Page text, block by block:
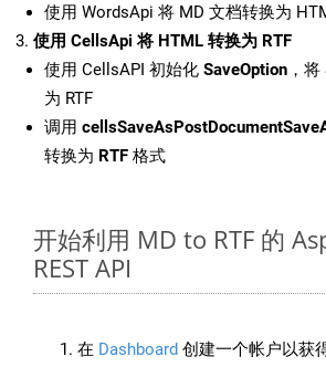
使用 WordsApi 将 MD 文档转换为
使用 CellsApi 将 HTML 转换为 RTF
使用 CellsAPI 初始化 SaveOption ，
为 RTF
调用
转换为 RTF 格式
开始利用 MD to RTF 的
REST API
在 Dashboard 创建一个帐户以获